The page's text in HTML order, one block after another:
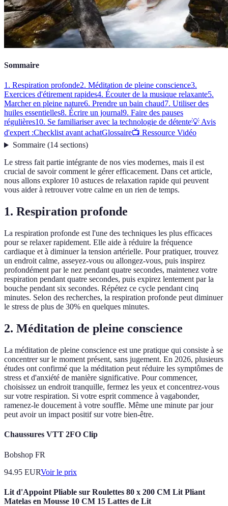
Sommaire
1. Respiration profonde2. Méditation de pleine conscience3.
Exercices d'étirement rapides4. Écouter de la musique relaxante5.
Marcher en pleine nature6. Prendre un bain chaud7. Utiliser des
huiles essentielles8. Écrire un journal9. Faire des pauses
régulières10. Se familiariser avec la technologie de détente💡 Avis
d'expert :Checklist avant achatGlossaire📺 Ressource Vidéo
Sommaire(14 sections)
Le stress fait partie intégrante de nos vies modernes, mais il est
crucial de savoir comment le gérer efficacement. Dans cet article,
nous allons explorer 10 astuces de relaxation rapide qui peuvent
vous aider à retrouver votre calme en un rien de temps.
1. Respiration profonde
La respiration profonde est l'une des techniques les plus efficaces
pour se relaxer rapidement. Elle aide à réduire la fréquence
cardiaque et à diminuer la tension artérielle. Pour pratiquer, trouvez
un endroit calme, asseyez-vous ou allongez-vous, puis inspirez
profondément par le nez pendant quatre secondes, maintenez votre
respiration pendant quatre secondes, puis expirez lentement par la
bouche pendant six secondes. Répétez ce cycle pendant cinq
minutes. Selon des recherches, la respiration profonde peut diminuer
le stress de plus de 30% en quelques minutes.
2. Méditation de pleine conscience
La méditation de pleine conscience est une pratique qui consiste à se
concentrer sur le moment présent, sans jugement. En 2026, plusieurs
études ont confirmé que la méditation peut réduire les symptômes de
stress et d'anxiété de manière significative. Pour commencer,
choisissez un endroit tranquille, fermez les yeux et concentrez-vous
sur votre respiration. Si votre esprit commence à vagabonder,
ramenez-le doucement à votre souffle. Même une minute par jour
peut avoir un impact positif sur votre bien-être.
Chaussures VTT 2FO Clip
Bobshop FR
94.95 EURVoir le prix
Lit d'Appoint Pliable sur Roulettes 80 x 200 CM Lit Pliant
Matelas en Mousse 10 CM 15 Lattes de Lit